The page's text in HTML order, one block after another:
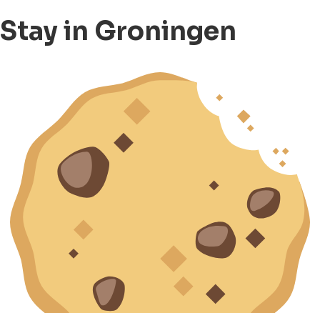
Stay in Groningen